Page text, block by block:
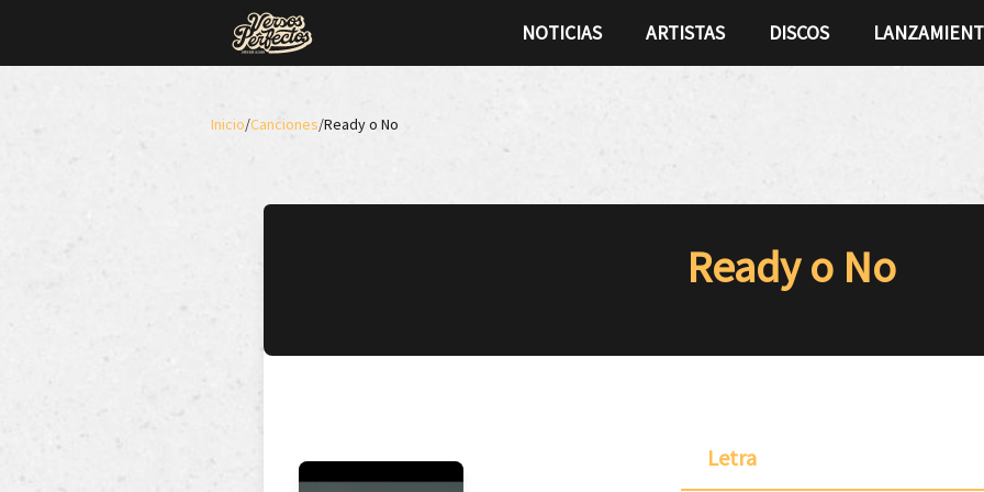
NOTICIAS ARTISTAS DISCOS
Inicio/Canciones/Ready o No
Ready o No
Letra